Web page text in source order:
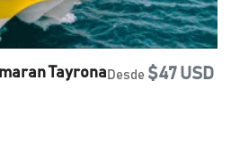
Tayrona Desde $47 USD